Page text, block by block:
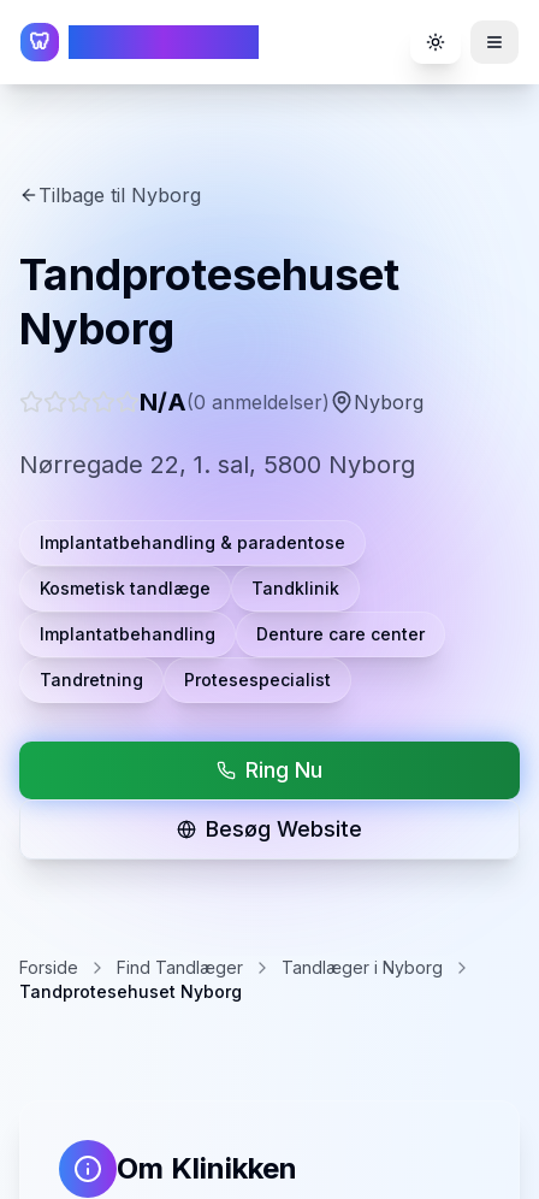
🦷 Toggle
Tilbage til Nyborg
Tandprotesehuset
Nyborg
N/A(0 anmeldelser) Nyborg
Nørregade 22, 1. sal, 5800 Nyborg
Implantatbehandling & paradentose
Kosmetisk tandlæge Tandklinik
Implantatbehandling Denture care center
Tandretning Protesespecialist
Ring Nu
Besøg Website
Forside Find Tandlæger
Tandlæger i Nyborg
Tandprotesehuset Nyborg
Om Klinikken